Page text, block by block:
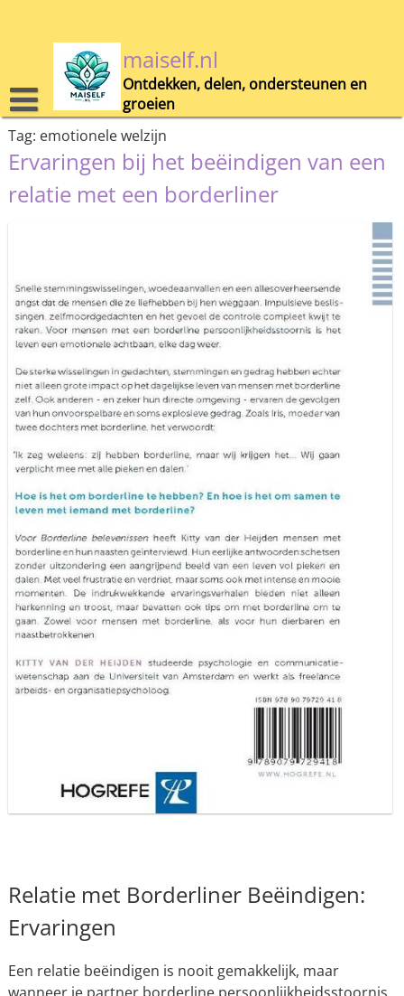
maiself.nl
Ontdekken, delen, ondersteunen en
groeien
Tag: emotionele welzijn
Ervaringen bij het beëindigen van een
relatie met een borderliner
Relatie met Borderliner Beëindigen:
Ervaringen
Een relatie beëindigen is nooit gemakkelijk, maar
wanneer je partner borderline persoonlijkheidsstoornis